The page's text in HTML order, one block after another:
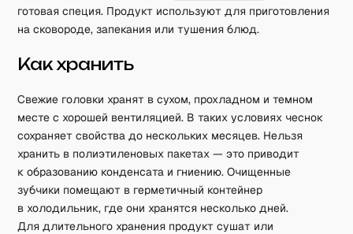
готовая специя. Продукт используют для приготовления
на сковороде, запекания или тушения блюд.
Как хранить
Свежие головки хранят в сухом, прохладном и темном
месте с хорошей вентиляцией. В таких условиях чеснок
сохраняет свойства до нескольких месяцев. Нельзя
хранить в полиэтиленовых пакетах — это приводит
к образованию конденсата и гниению. Очищенные
зубчики помещают в герметичный контейнер
в холодильник, где они хранятся несколько дней.
Для длительного хранения продукт сушат или